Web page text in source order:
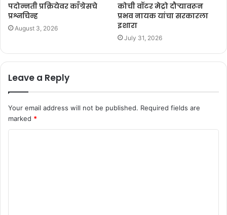
पदोन्नती प्रक्रियेवर काँग्रेसचे
प्रश्नचिन्ह
August 3, 2026
कोची वॉटर मेट्रो दौऱ्यावरून
प्रभव नायक यांचा सरकारला
इशारा
July 31, 2026
Leave a Reply
Your email address will not be published. Required fields are
marked *